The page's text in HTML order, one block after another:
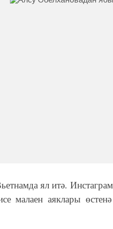
ял итә. Инстаграм
малаен аяклары